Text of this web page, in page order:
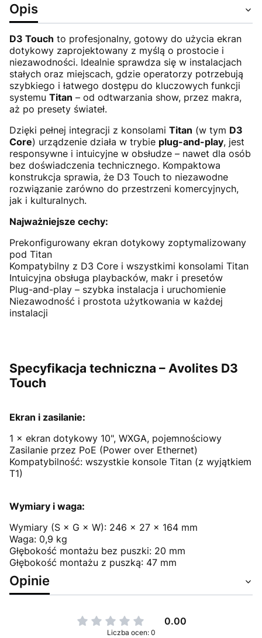
Opis
D3 Touch to profesjonalny, gotowy do użycia ekran
dotykowy zaprojektowany z myślą o prostocie i
niezawodności. Idealnie sprawdza się w instalacjach
stałych oraz miejscach, gdzie operatorzy potrzebują
szybkiego i łatwego dostępu do kluczowych funkcji
systemu Titan – od odtwarzania show, przez makra,
aż po presety świateł.
Dzięki pełnej integracji z konsolami Titan (w tym D3
Core) urządzenie działa w trybie plug-and-play, jest
responsywne i intuicyjne w obsłudze – nawet dla osób
bez doświadczenia technicznego. Kompaktowa
konstrukcja sprawia, że D3 Touch to niezawodne
rozwiązanie zarówno do przestrzeni komercyjnych,
jak i kulturalnych.
Najważniejsze cechy:
Prekonfigurowany ekran dotykowy zoptymalizowany
pod Titan
Kompatybilny z D3 Core i wszystkimi konsolami Titan
Intuicyjna obsługa playbacków, makr i presetów
Plug-and-play – szybka instalacja i uruchomienie
Niezawodność i prostota użytkowania w każdej
instalacji
Specyfikacja techniczna – Avolites D3
Touch
Ekran i zasilanie:
1 × ekran dotykowy 10", WXGA, pojemnościowy
Zasilanie przez PoE (Power over Ethernet)
Kompatybilność: wszystkie konsole Titan (z wyjątkiem
T1)
Wymiary i waga:
Wymiary (S × G × W): 246 × 27 × 164 mm
Waga: 0,9 kg
Głębokość montażu bez puszki: 20 mm
Głębokość montażu z puszką: 47 mm
Opinie
0.00
Liczba ocen: 0